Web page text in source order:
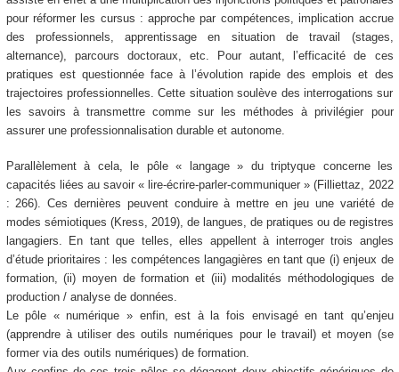
pour réformer les cursus : approche par compétences, implication accrue
des professionnels, apprentissage en situation de travail (stages,
alternance), parcours doctoraux, etc. Pour autant, l’efficacité de ces
pratiques est questionnée face à l’évolution rapide des emplois et des
trajectoires professionnelles. Cette situation soulève des interrogations sur
les savoirs à transmettre comme sur les méthodes à privilégier pour
assurer une professionnalisation durable et autonome.
Parallèlement à cela, le pôle « langage » du triptyque concerne les
capacités liées au savoir « lire-écrire-parler-communiquer » (Filliettaz, 2022
: 266). Ces dernières peuvent conduire à mettre en jeu une variété de
modes sémiotiques (Kress, 2019), de langues, de pratiques ou de registres
langagiers. En tant que telles, elles appellent à interroger trois angles
d’étude prioritaires : les compétences langagières en tant que (i) enjeux de
formation, (ii) moyen de formation et (iii) modalités méthodologiques de
production / analyse de données.
Le pôle « numérique » enfin, est à la fois envisagé en tant qu’enjeu
(apprendre à utiliser des outils numériques pour le travail) et moyen (se
former via des outils numériques) de formation.